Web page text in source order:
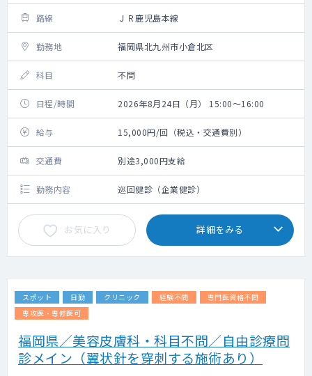
路線 ＪＲ鹿児島本線
勤務地 福岡県北九州市小倉北区
科目 不問
日程/時間 2026年8月24日（月） 15:00～16:00
給与 15,000円/回（税込・交通費別）
交通費 別途3,000円支給
勤務内容 巡回健診（企業健診）
お気に入り 詳細をみる
スポット 日勤 クリニック 経験不問
専門医資格不問
専攻医・専修医可
福岡県／美容皮膚科・科目不問／自由診療問
診メイン（翼状針を穿刺する施術あり）